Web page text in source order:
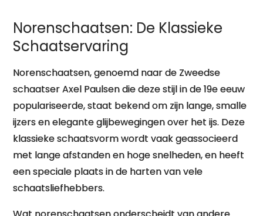
Norenschaatsen: De Klassieke
Schaatservaring
Norenschaatsen, genoemd naar de Zweedse
schaatser Axel Paulsen die deze stijl in de 19e eeuw
populariseerde, staat bekend om zijn lange, smalle
ijzers en elegante glijbewegingen over het ijs. Deze
klassieke schaatsvorm wordt vaak geassocieerd
met lange afstanden en hoge snelheden, en heeft
een speciale plaats in de harten van vele
schaatsliefhebbers.